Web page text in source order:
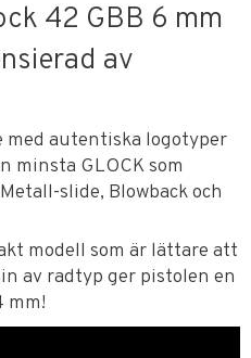
42 GBB 6 mm
av
autentiska logotyper
minsta GLOCK som
slide, Blowback och
modell som är lättare att
av radtyp ger pistolen en
mm!